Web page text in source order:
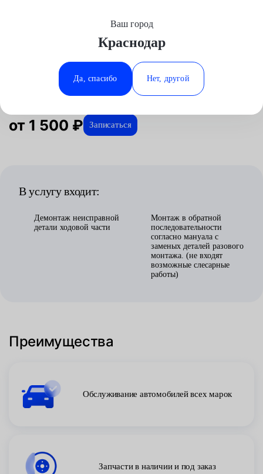
Краснодар
Минеральные Воды
Ростов-на-Дону
Ставрополь
Ваш город
Краснодар
Да, спасибо Нет, другой
ОтзывыАвтосервис Подвеска
Ремонт ходовой в Краснодаре
от 1 500 ₽ Записаться
В услугу входит:
Демонтаж неисправной
детали ходовой части
Монтаж в обратной
последовательности
согласно мануала с
заменых деталей разового
монтажа. (не входят
возможные слесарные
работы)
Преимущества
Обслуживание автомобилей всех марок
Запчасти в наличии и под заказ